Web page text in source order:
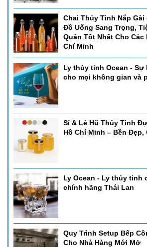
Chai Thủy Tinh Nắp
Đồ Uống Sang Trọng,
Quản Tốt Nhất Cho Các
Chí Minh
Ly thủy tinh Ocean -
cho mọi không gian và
Sỉ & Lẻ Hũ Thủy Tinh
Hồ Chí Minh – Bền Đẹp,
Ly Ocean - Ly thủy tinh
chính hãng Thái Lan
Quy Trình Setup Bếp
Cho Nhà Hàng Mới Mở